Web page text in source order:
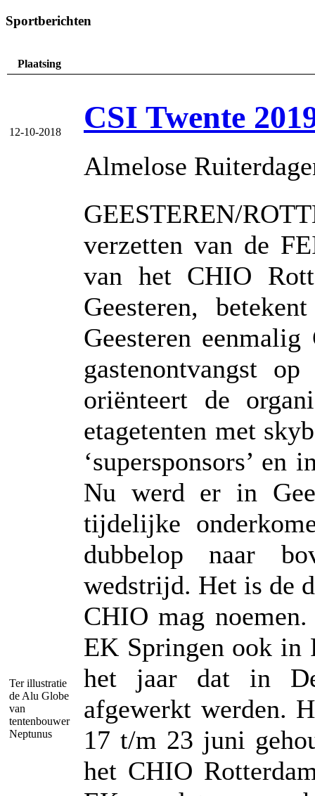
Sportberichten
Plaatsing
12-10-2018 CSI Twente
Almelose
Ter illustratie
de Alu Globe
van
tentenbouwer
Neptunus
GEESTEREN/
verzetten van de
van het CHIO
Geesteren,
Geesteren
gastenontvangst
oriënteert de
etagetenten met
‘supersponsors’ en
Nu werd er in
tijdelijke
dubbelop naar
wedstrijd. Het is de
CHIO mag
EK Springen ook in
het jaar dat in
afgewerkt werden.
17 t/m 23 juni
het CHIO